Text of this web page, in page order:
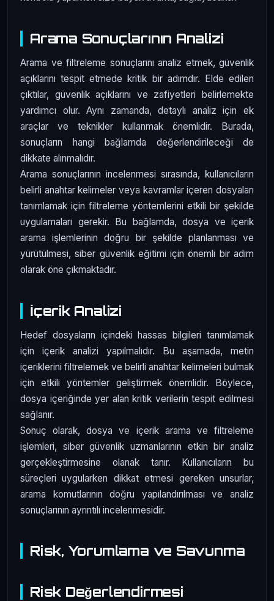
Arama Sonuçlarının Analizi
Arama ve filtreleme sonuçlarını analiz etmek, güvenlik
açıklarını tespit etmede kritik bir adımdır. Elde edilen
çıktılar, güvenlik açıklarını ve zafiyetleri belirlemekte
yardımcı olur. Aynı zamanda, detaylı analiz için ek
araçlar ve teknikler kullanmak önemlidir. Burada,
sonuçların hangi bağlamda değerlendirileceği de
dikkate alınmalıdır.
Arama sonuçlarının incelenmesi sırasında, kullanıcıların
belirli anahtar kelimeler veya kavramlar içeren dosyaları
tanımlamak için filtreleme yöntemlerini etkili bir şekilde
uygulamaları gerekir. Bu bağlamda, dosya ve içerik
arama işlemlerinin doğru bir şekilde planlanması ve
yürütülmesi, siber güvenlik eğitimi için önemli bir adım
olarak öne çıkmaktadır.
İçerik Analizi
Hedef dosyaların içindeki hassas bilgileri tanımlamak
için içerik analizi yapılmalıdır. Bu aşamada, metin
içeriklerini filtrelemek ve belirli anahtar kelimeleri bulmak
için etkili yöntemler geliştirmek önemlidir. Böylece,
dosya içeriğinde yer alan kritik verilerin tespit edilmesi
sağlanır.
Sonuç olarak, dosya ve içerik arama ve filtreleme
işlemleri, siber güvenlik uzmanlarının etkin bir analiz
gerçekleştirmesine olanak tanır. Kullanıcıların bu
süreçleri uygularken dikkat etmesi gereken unsurlar,
arama komutlarının doğru yapılandırılması ve analiz
sonuçlarının ayrıntılı incelenmesidir.
Risk, Yorumlama ve Savunma
Risk Değerlendirmesi